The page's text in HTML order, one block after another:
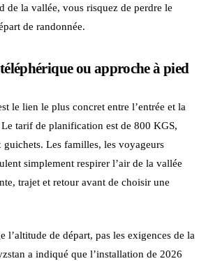
de la vallée, vous risquez de perdre le
de randonnée.
ou approche à pied
le lien le plus concret entre l’entrée et la
tarif de planification est de 800 KGS,
Les familles, les voyageurs
simplement respirer l’air de la vallée
trajet et retour avant de choisir une
l’altitude de départ, pas les exigences de la
a indiqué que l’installation de 2026